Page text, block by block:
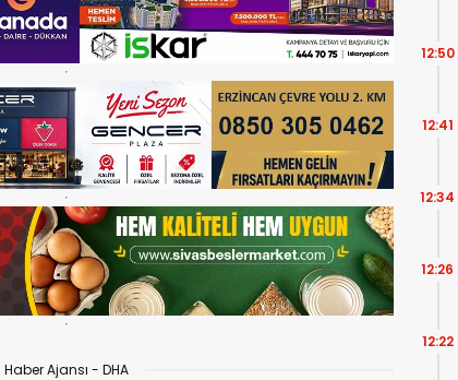
Haber Ajansı - DHA
12:50
12:41
12:34
12:26
12:22